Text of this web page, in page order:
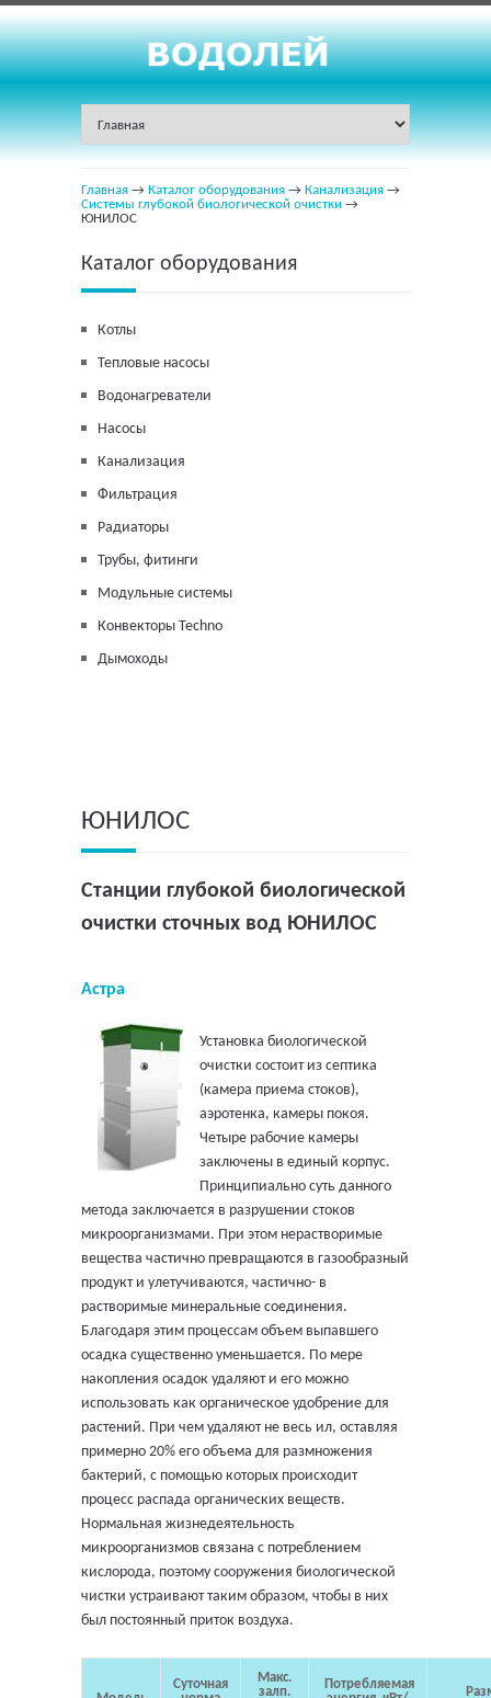
Главная → Каталог оборудования → Канализация →
Системы глубокой биологической очистки →
ЮНИЛОС
Каталог оборудования
Котлы
Тепловые насосы
Водонагреватели
Насосы
Канализация
Фильтрация
Радиаторы
Трубы, фитинги
Модульные системы
Конвекторы Techno
Дымоходы
ЮНИЛОС
Станции глубокой биологической
очистки сточных вод ЮНИЛОС
Астра
Установка биологической
очистки состоит из септика
(камера приема стоков),
аэротенка, камеры покоя.
Четыре рабочие камеры
заключены в единый корпус.
Принципиально суть данного
метода заключается в разрушении стоков
микроорганизмами. При этом нерастворимые
вещества частично превращаются в газообразный
продукт и улетучиваются, частично- в
растворимые минеральные соединения.
Благодаря этим процессам объем выпавшего
осадка существенно уменьшается. По мере
накопления осадок удаляют и его можно
использовать как органическое удобрение для
растений. При чем удаляют не весь ил, оставляя
примерно 20% его объема для размножения
бактерий, с помощью которых происходит
процесс распада органических веществ.
Нормальная жизнедеятельность
микроорганизмов связана с потреблением
кислорода, поэтому сооружения биологической
чистки устраивают таким образом, чтобы в них
был постоянный приток воздуха.
Суточная
Макс.
залп.
Потребляемая